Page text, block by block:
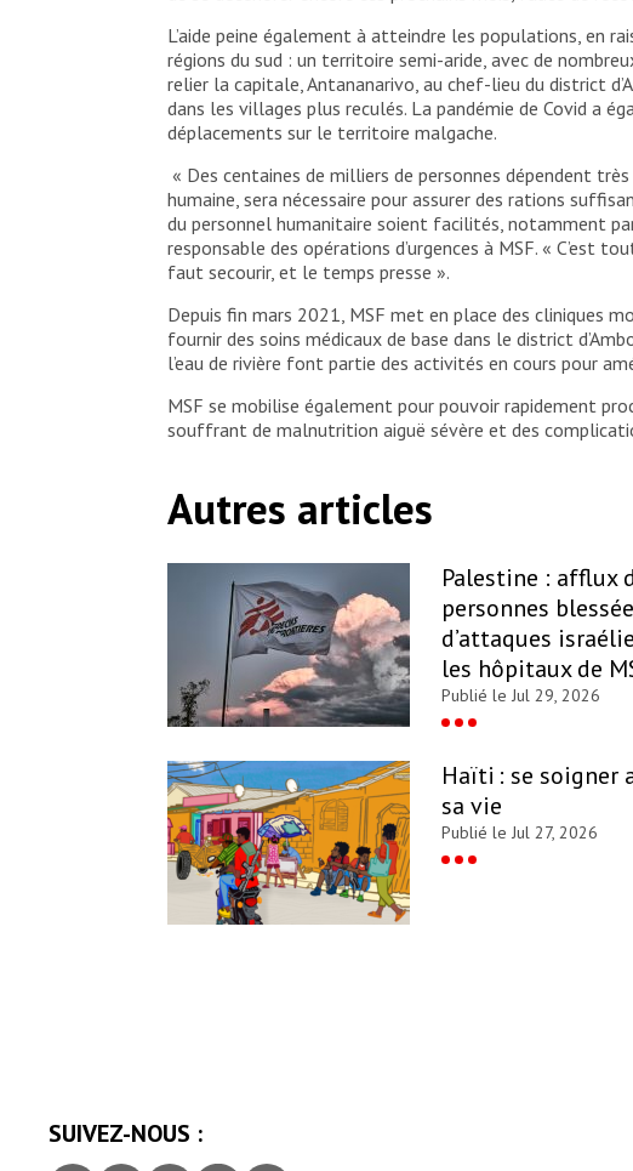
L’aide peine également à atteindre les populations, en
régions du sud : un territoire semi-aride, avec de
relier la capitale, Antananarivo, au chef-lieu du district
dans les villages plus reculés. La pandémie de Covid a
déplacements sur le territoire malgache.
« Des centaines de milliers de personnes dépendent
humaine, sera nécessaire pour assurer des rations
du personnel humanitaire soient facilités, notamment par
responsable des opérations d’urgences à MSF. « C’est
faut secourir, et le temps presse ».
Depuis fin mars 2021, MSF met en place des cliniques
fournir des soins médicaux de base dans le district
l’eau de rivière font partie des activités en cours pour
MSF se mobilise également pour pouvoir rapidement
souffrant de malnutrition aiguë sévère et des
Autres articles
Palestine : afflux
personnes
d’attaques
les hôpitaux de
Publié le Jul 29, 2026
Haïti : se soigner
sa vie
Publié le Jul 27, 2026
SUIVEZ-NOUS :